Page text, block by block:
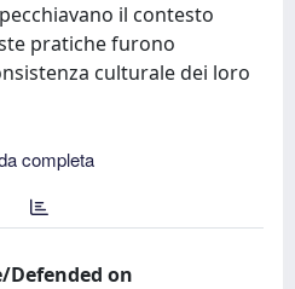
il contesto
pratiche furono
culturale dei loro
completa
Defended on